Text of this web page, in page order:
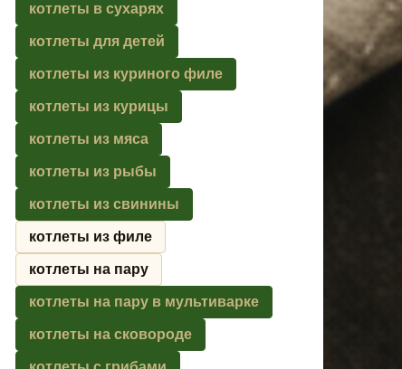
котлеты в сухарях
котлеты для детей
котлеты из куриного филе
котлеты из курицы
котлеты из мяса
котлеты из рыбы
котлеты из свинины
котлеты из филе
котлеты на пару
котлеты на пару в мультиварке
котлеты на сковороде